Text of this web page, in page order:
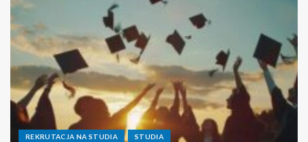
REKRUTACJA NA STUDIA STUDIA